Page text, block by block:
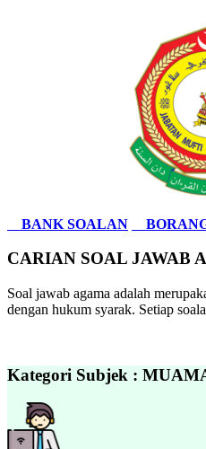
BANK SOALAN
CARIAN SOAL JAWAB
Soal jawab agama adalah
dengan hukum syarak. Setiap
Kategori Subjek :